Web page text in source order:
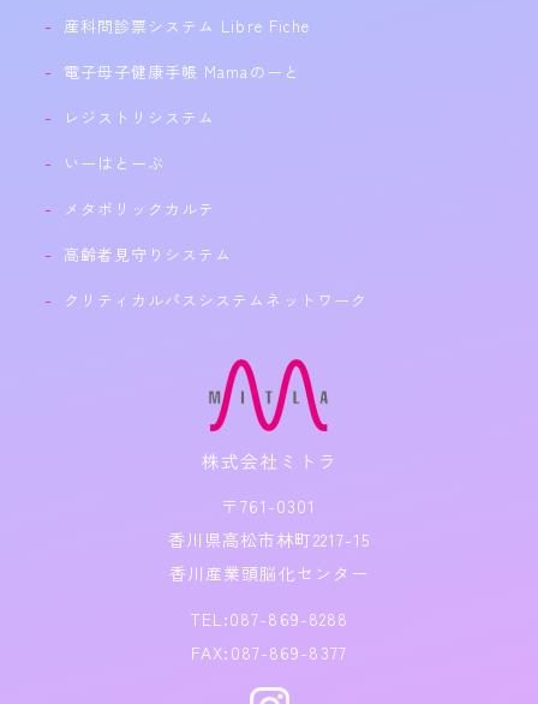
産科問診票システム Libre Fiche
電子母子健康手帳 Mamaのーと
レジストリシステム
いーはとーぶ
メタボリックカルテ
高齢者見守りシステム
クリティカルパスシステムネットワーク
〒761-0301
香川県高松市林町2217-15
香川産業頭脳化センター
TEL:087-869-8288
FAX:087-869-8377